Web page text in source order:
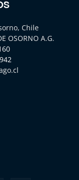
Chile
OSORNO A.G.